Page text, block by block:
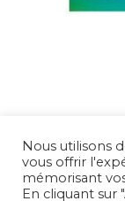
Nous utilisons
vous offrir
mémorisant
En cliquant sur